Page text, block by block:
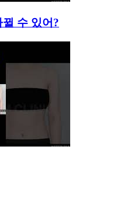
수 있어?